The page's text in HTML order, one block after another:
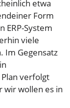
etwa
Form
ERP-System
viele
Im Gegensatz
verfolgt
wir wollen es in